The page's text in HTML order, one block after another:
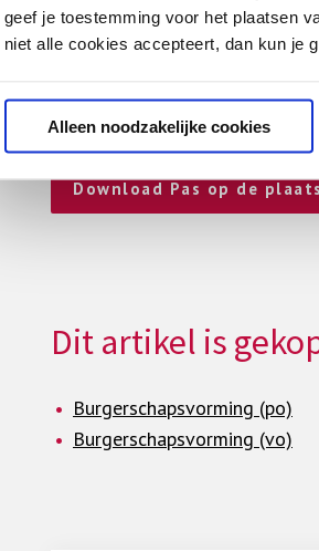
geef je toestemming voor het plaatsen
niet alle cookies accepteert, dan kun je
Alleen noodzakelijke cookies
De gesprekstool ‘Pas op de
starten. De tool bestaat uit een
toekomst en hoe dit samenhangt
een volgende stap kan zetten.
Download Pas op de
Dit artikel is
Burgerschapsvorming (po)
Burgerschapsvorming (vo)